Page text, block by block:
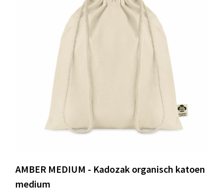
AMBER MEDIUM - Kadozak organisch katoen
medium